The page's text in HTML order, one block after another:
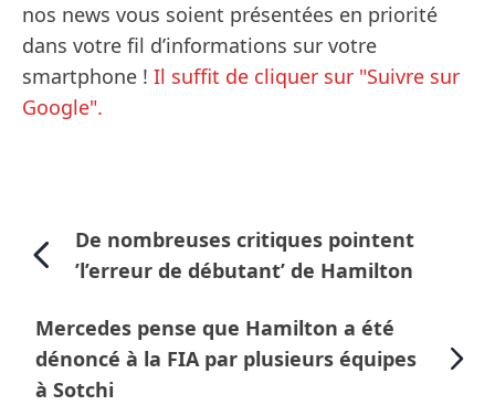
nos news vous soient présentées en priorité
dans votre fil d’informations sur votre
smartphone ! Il suffit de cliquer sur "Suivre sur
Google".
De nombreuses critiques pointent
’l’erreur de débutant’ de Hamilton
Mercedes pense que Hamilton a été
dénoncé à la FIA par plusieurs équipes
à Sotchi